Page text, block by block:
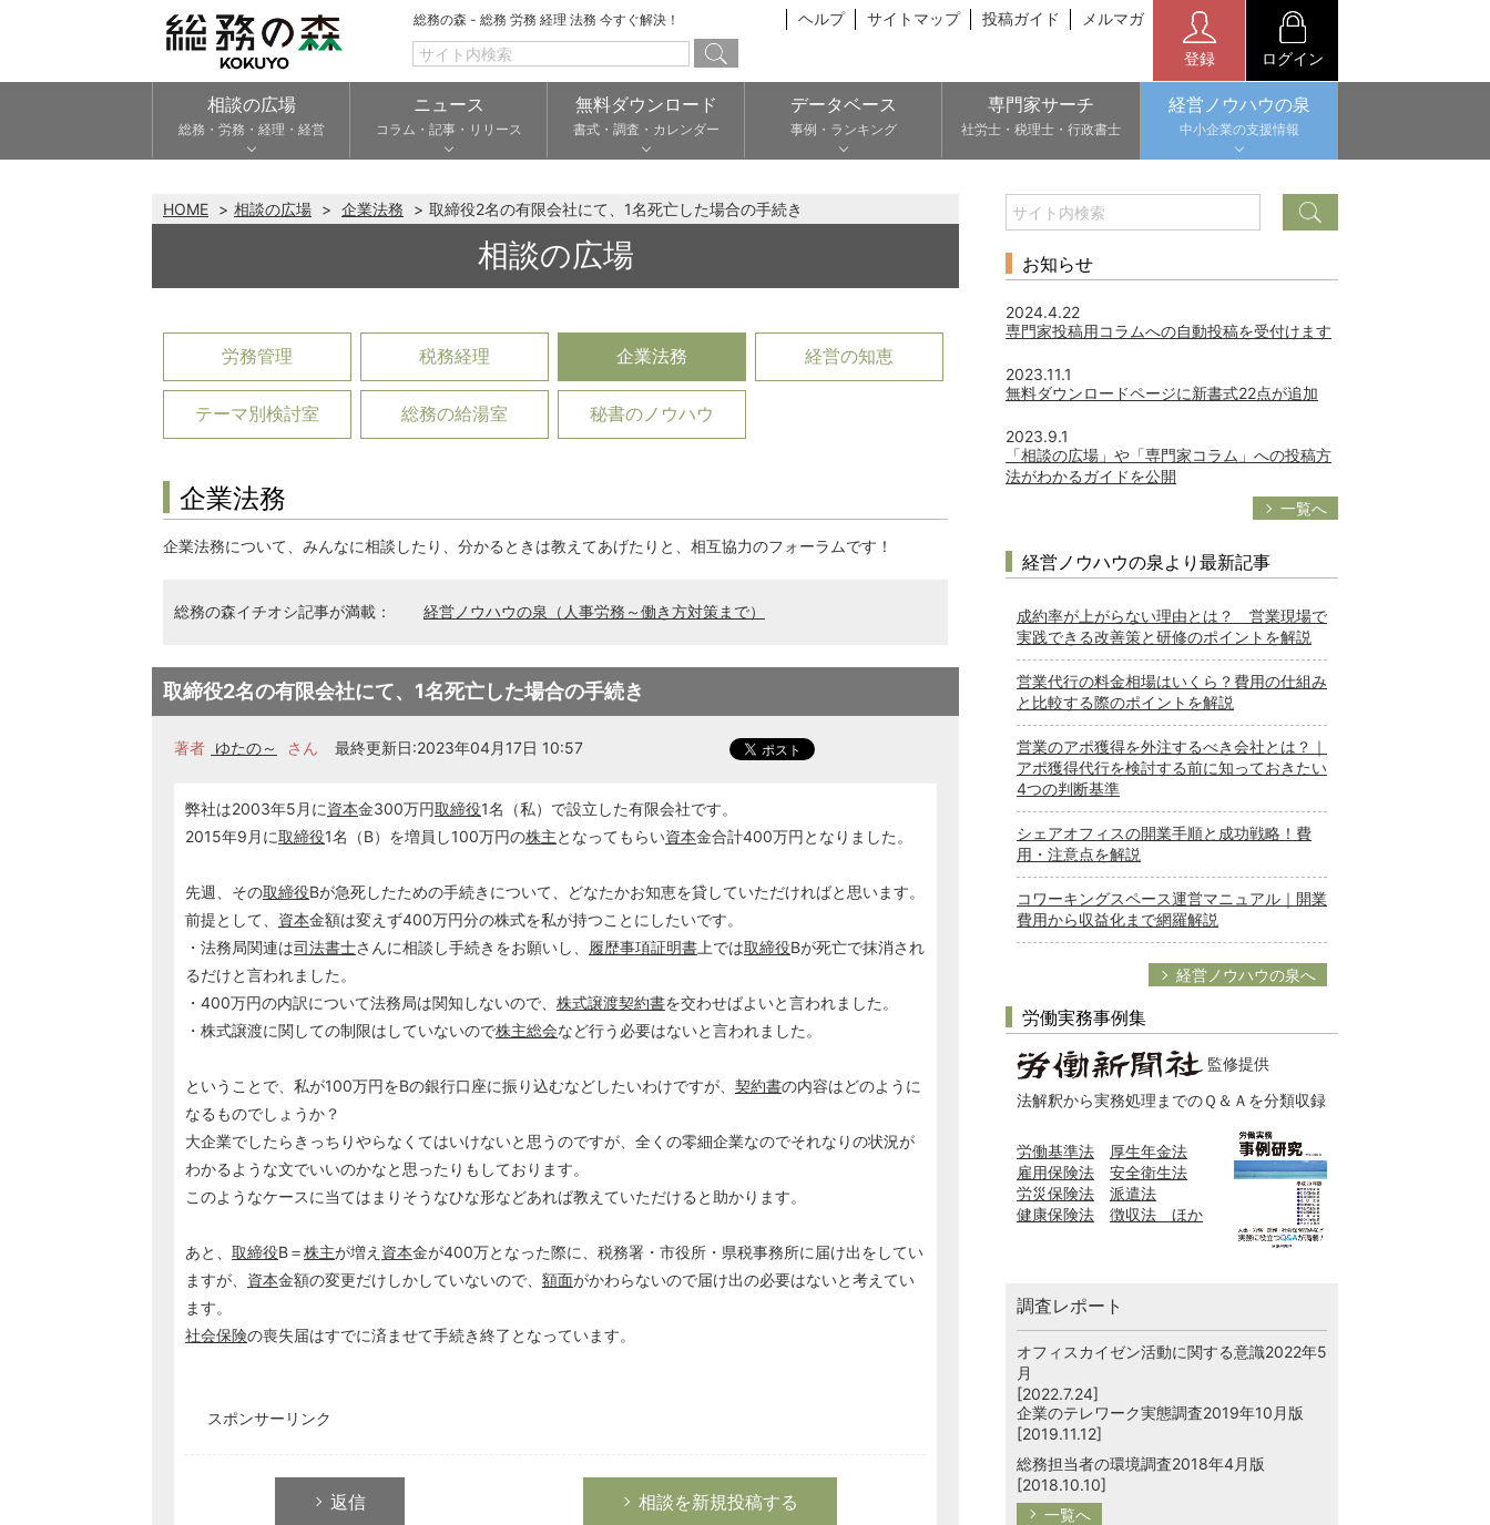
総務の森 - 総務 労務 経理 法務 今すぐ解決！ ヘルプ サイトマップ 投稿ガイド メルマガ
登録 ログイン
相談の広場
総務・労務・経理・経営
ニュース
コラム・記事・リリース
無料ダウンロード
書式・調査・カレンダー
データベース
事例・ランキング
専門家サーチ
社労士・税理士・行政書士
経営ノウハウの泉
中小企業の支援情報
HOME 相談の広場 企業法務 取締役2名の有限会社にて、1名死亡した場合の手続き
相談の広場
労務管理 税務経理 企業法務 経営の知恵
テーマ別検討室 総務の給湯室 秘書のノウハウ
企業法務
企業法務について、みんなに相談したり、分かるときは教えてあげたりと、相互協力のフォーラムです！
総務の森イチオシ記事が満載： 経営ノウハウの泉（人事労務～働き方対策まで）
取締役2名の有限会社にて、1名死亡した場合の手続き
著者 ゆたの～ さん 最終更新日:2023年04月17日 10:57
弊社は2003年5月に資本金300万円取締役1名（私）で設立した有限会社です。
2015年9月に取締役1名（B）を増員し100万円の株主となってもらい資本金合計400万円となりました。
先週、その取締役Bが急死したための手続きについて、どなたかお知恵を貸していただければと思います。
前提として、 資本金額は変えず400万円分の株式を私が持つことにしたいです。
・法務局関連は司法書士さんに相談し手続きをお願いし、 履歴事項証明書 上では取締役Bが死亡で抹消され
るだけと言われました。
・400万円の内訳について法務局は関知しないので、 株式譲渡契約書を交わせばよいと言われました。
・株式譲渡に関しての制限はしていないので株主総会など行う必要はないと言われました。
ということで、私が100万円をBの銀行口座に振り込むなどしたいわけですが、 契約書の内容はどのように
なるものでしょうか？
大企業でしたらきっちりやらなくてはいけないと思うのですが、全くの零細企業なのでそれなりの状況が
わかるような文でいいのかなと思ったりもしております。
このようなケースに当てはまりそうなひな形などあれば教えていただけると助かります。
あと、 取締役B＝株主が増え 資本金が400万となった際に、税務署・市役所・県税事務所に届け出をしてい
ますが、 資本金額の変更だけしかしていないので、 額面がかわらないので届け出の必要はないと考えてい
ます。
社会保険の喪失届はすでに済ませて手続き終了となっています。
スポンサーリンク
返信 相談を新規投稿する
お知らせ
2024.4.22
専門家投稿用コラムへの自動投稿を受付けます
2023.11.1
無料ダウンロードページに新書式22点が追加
2023.9.1
「相談の広場」や「専門家コラム」への投稿方
法がわかるガイドを公開
一覧へ
経営ノウハウの泉より最新記事
成約率が上がらない理由とは？ 営業現場で
実践できる改善策と研修のポイントを解説
営業代行の料金相場はいくら？費用の仕組み
と比較する際のポイントを解説
営業のアポ獲得を外注するべき会社とは？｜
アポ獲得代行を検討する前に知っておきたい
4つの判断基準
シェアオフィスの開業手順と成功戦略！費
用・注意点を解説
コワーキングスペース運営マニュアル｜開業
費用から収益化まで網羅解説
経営ノウハウの泉へ
労働実務事例集
監修提供
法解釈から実務処理までのＱ＆Ａを分類収録
労働基準法
厚生年金法
雇用保険法
安全衛生法
労災保険法
派遣法
健康保険法
徴収法 ほか
調査レポート
オフィスカイゼン活動に関する意識2022年5
月
[2022.7.24]
企業のテレワーク実態調査2019年10月版
[2019.11.12]
総務担当者の環境調査2018年4月版
[2018.10.10]
一覧へ